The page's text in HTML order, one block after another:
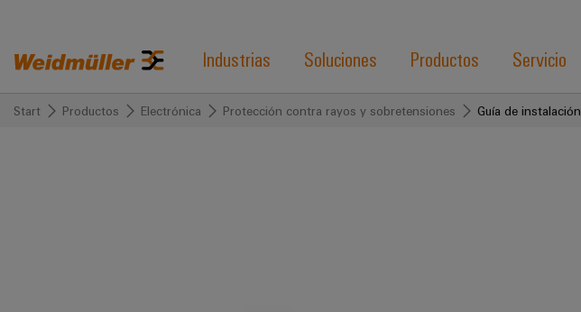
Industrias Soluciones Productos Servicio
Start Productos Electrónica Protección contra rayos y sobretensiones Guía de instalación